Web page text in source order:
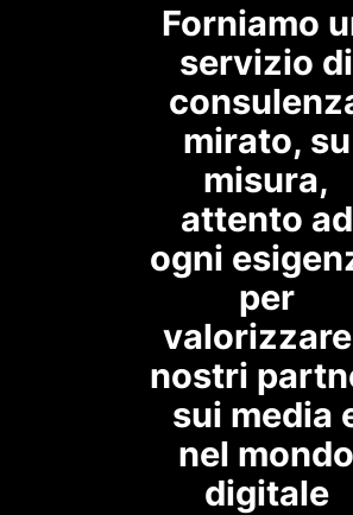
Forniamo
servizio di
mirato, su
misura,
attento ad
ogni
per
nostri
sui media
nel mondo
digitale